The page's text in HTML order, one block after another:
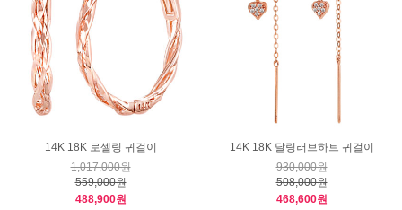
14K 18K 로셀링 귀걸이
1,017,000원
559,000원
488,900원
14K 18K 달링러브하트 귀걸이
930,000원
508,000원
468,600원